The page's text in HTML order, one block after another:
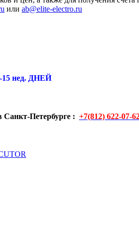
или ab@elite-electro.ru
нед. ДНЕЙ
Санкт-Петербурге : +7(812) 622-07-